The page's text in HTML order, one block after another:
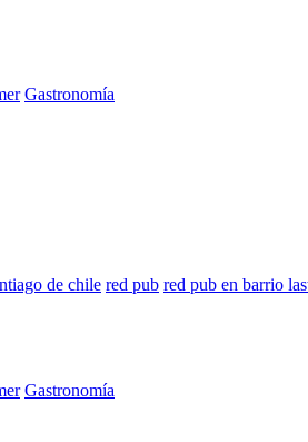
Gastronomía
de chile red pub red pub en barrio
Gastronomía